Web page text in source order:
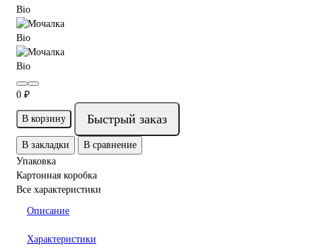
0 ₽
В корзину Быстрый заказ
В закладки
В сравнение
Упаковка
Картонная коробка
Все характеристики
Описание
Характеристики